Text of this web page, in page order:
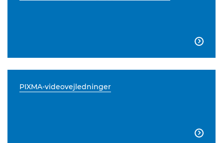

PIXMA-videovejledninger
